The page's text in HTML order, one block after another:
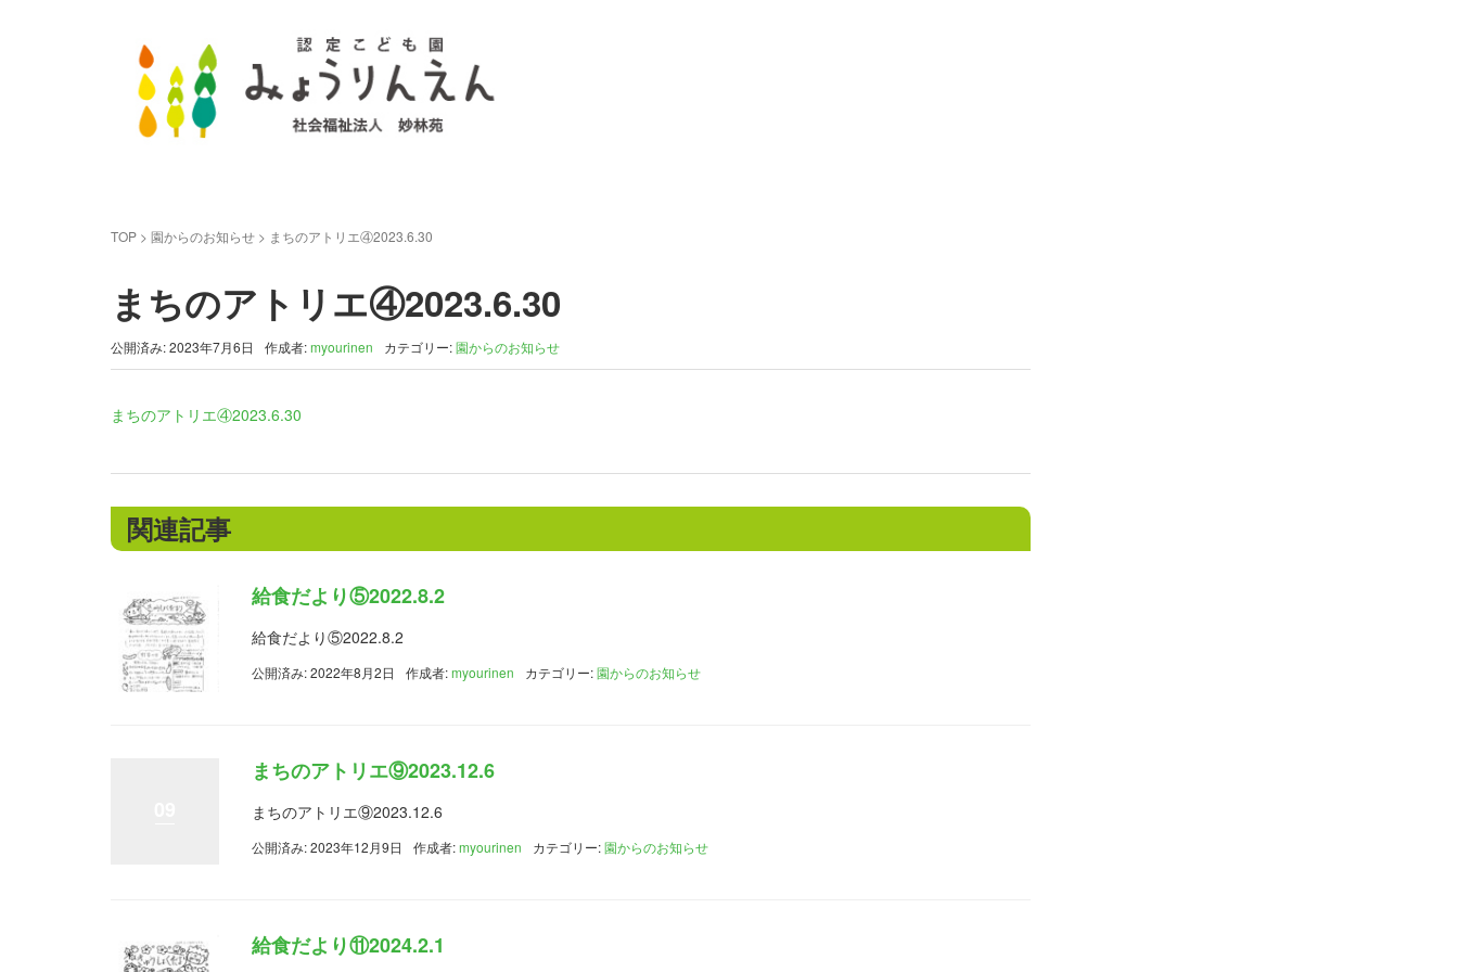
TOP > 園からのお知らせ > まちのアトリエ④2023.6.30
まちのアトリエ④2023.6.30
公開済み: 2023年7月6日 作成者:myourinen カテゴリー:園からのお知らせ
まちのアトリエ④2023.6.30
関連記事
給食だより⑤2022.8.2
給食だより⑤2022.8.2
公開済み: 2022年8月2日 作成者:myourinen カテゴリー:園からのお知らせ
まちのアトリエ⑨2023.12.6
まちのアトリエ⑨2023.12.6
公開済み: 2023年12月9日 作成者:myourinen カテゴリー:園からのお知らせ
給食だより⑪2024.2.1